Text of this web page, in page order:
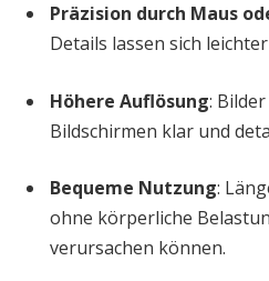
Präzision durch Maus
Details lassen sich
Höhere Auflösung:
Bildschirmen klar und
Bequeme Nutzung:
ohne körperliche
verursachen können.